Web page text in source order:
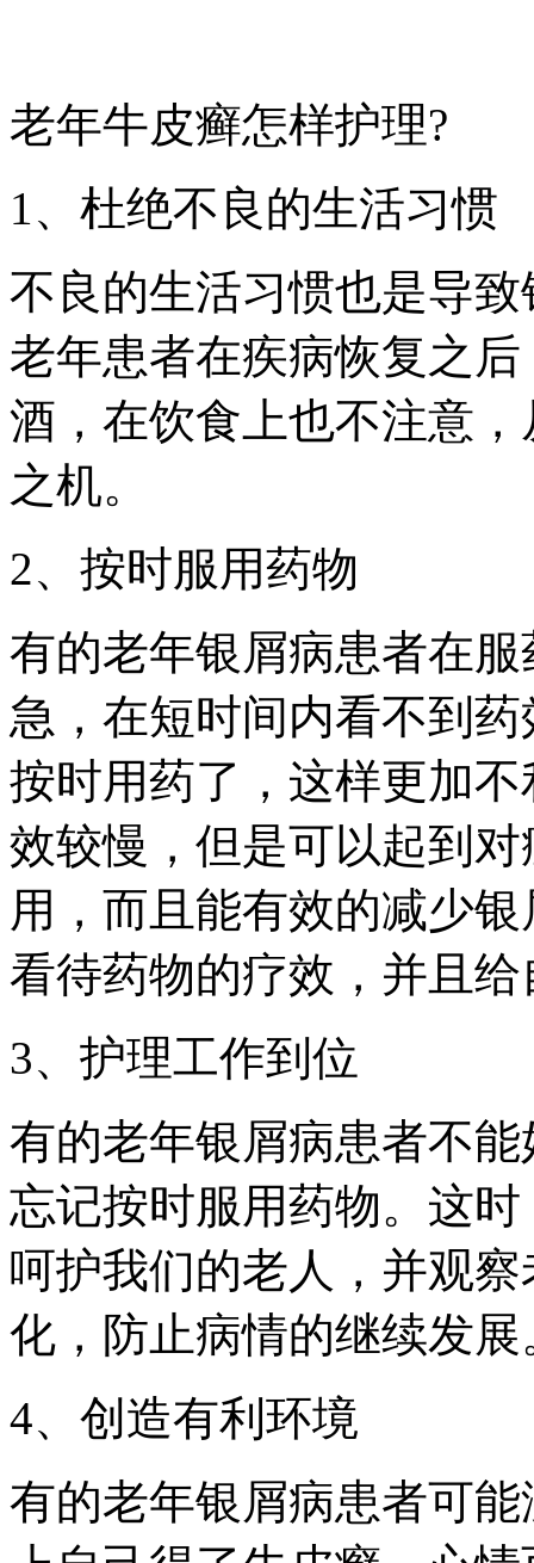
老年牛皮癣怎样护理?
1、杜绝不良的生活习惯
不良的生活习惯也是导
老年患者在疾病恢复之
酒，在饮食上也不注意
之机。
2、按时服用药物
有的老年银屑病患者在
急，在短时间内看不到
按时用药了，这样更加
效较慢，但是可以起到
用，而且能有效的减少
看待药物的疗效，并且
3、护理工作到位
有的老年银屑病患者不
忘记按时服用药物。这
呵护我们的老人，并观
化，防止病情的继续发展
4、创造有利环境
有的老年银屑病患者可